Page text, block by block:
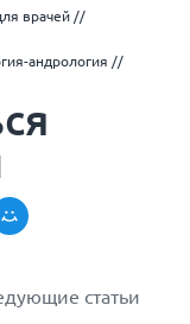
врачей //
андрология //
статьи